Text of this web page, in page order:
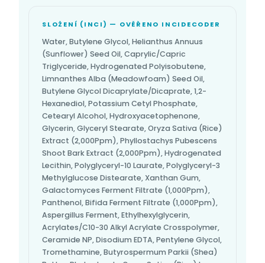
SLOŽENÍ (INCI) — OVĚŘENO INCIDECODER
Water, Butylene Glycol, Helianthus Annuus
(Sunflower) Seed Oil, Caprylic/Capric
Triglyceride, Hydrogenated Polyisobutene,
Limnanthes Alba (Meadowfoam) Seed Oil,
Butylene Glycol Dicaprylate/Dicaprate, 1,2-
Hexanediol, Potassium Cetyl Phosphate,
Cetearyl Alcohol, Hydroxyacetophenone,
Glycerin, Glyceryl Stearate, Oryza Sativa (Rice)
Extract (2,000Ppm), Phyllostachys Pubescens
Shoot Bark Extract (2,000Ppm), Hydrogenated
Lecithin, Polyglyceryl-10 Laurate, Polyglyceryl-3
Methylglucose Distearate, Xanthan Gum,
Galactomyces Ferment Filtrate (1,000Ppm),
Panthenol, Bifida Ferment Filtrate (1,000Ppm),
Aspergillus Ferment, Ethylhexylglycerin,
Acrylates/C10-30 Alkyl Acrylate Crosspolymer,
Ceramide NP, Disodium EDTA, Pentylene Glycol,
Tromethamine, Butyrospermum Parkii (Shea)